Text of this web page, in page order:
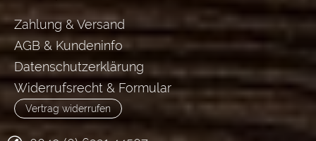
Zahlung & Versand
AGB & Kundeninfo
Datenschutzerklärung
Widerrufsrecht & Formular
Vertrag widerrufen